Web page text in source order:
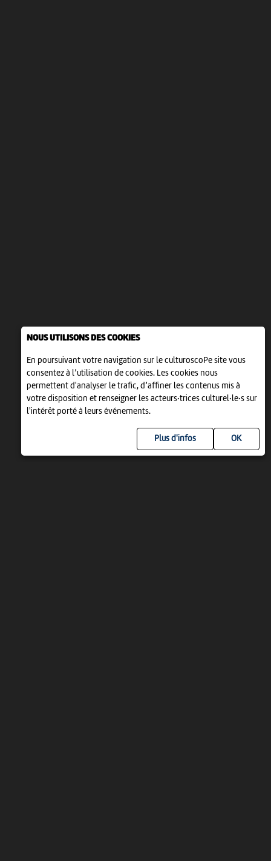
NOUS UTILISONS DES COOKIES
En poursuivant votre navigation sur le culturoscoPe site vous
consentez à l’utilisation de cookies. Les cookies nous
permettent d'analyser le trafic, d’affiner les contenus mis à
votre disposition et renseigner les acteurs·trices culturel·le·s sur
l'intérêt porté à leurs événements.
Plus d'infos